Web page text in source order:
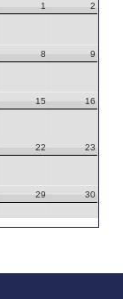
1 2
8 9
15 16
22 23
29 30